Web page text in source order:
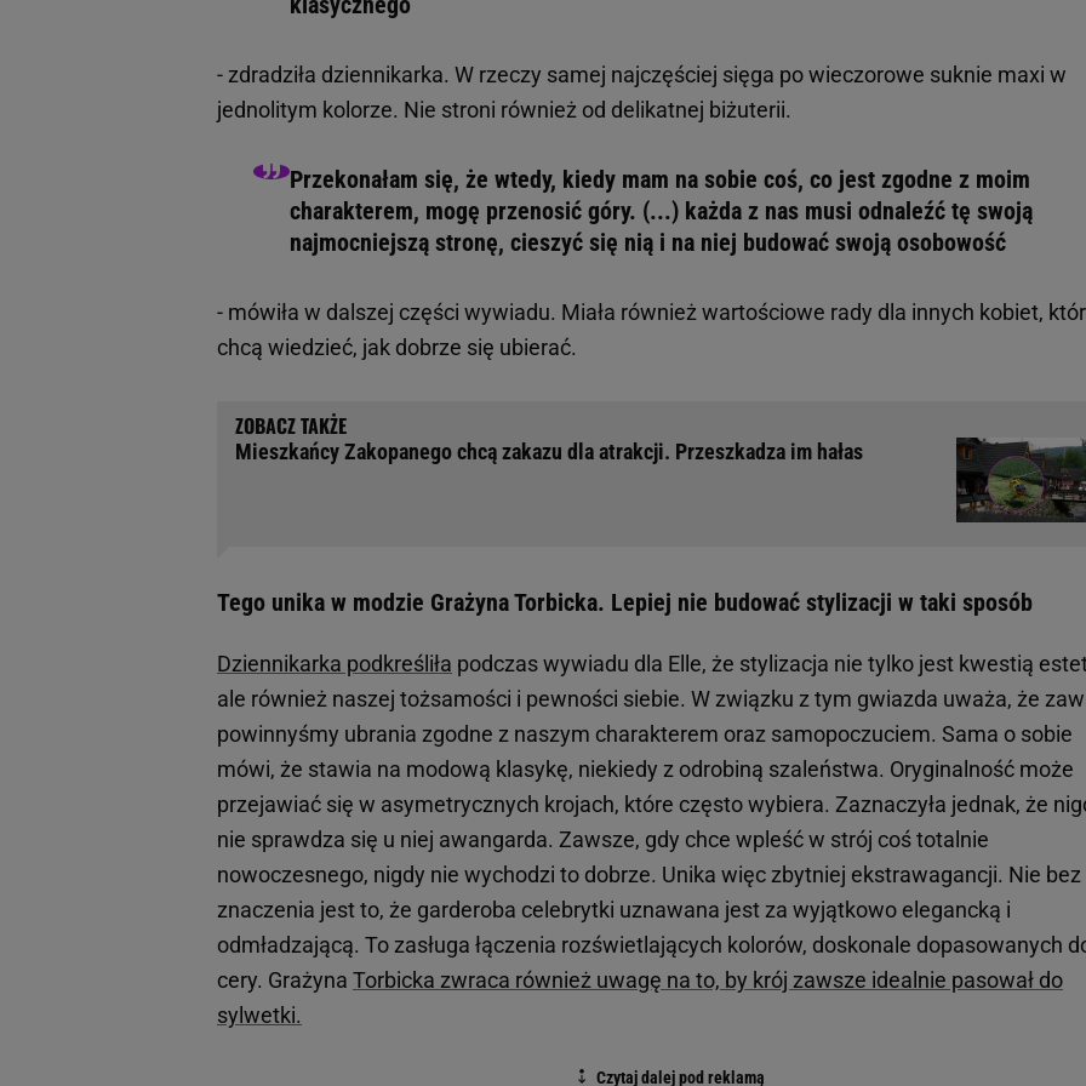
- zdradziła dziennikarka. W rzeczy samej najczęściej sięga po wieczorowe suknie maxi w
jednolitym kolorze. Nie stroni również od delikatnej biżuterii.
Przekonałam się, że wtedy, kiedy mam na sobie coś, co jest zgodne z moim
charakterem, mogę przenosić góry. (...) każda z nas musi odnaleźć tę swoją
najmocniejszą stronę, cieszyć się nią i na niej budować swoją osobowość
- mówiła w dalszej części wywiadu. Miała również wartościowe rady dla innych kobiet,
chcą wiedzieć, jak dobrze się ubierać.
Mieszkańcy Zakopanego chcą zakazu dla atrakcji. Przeszkadza im hałas
Tego unika w modzie Grażyna Torbicka. Lepiej nie budować stylizacji w taki sposób
Dziennikarka podkreśliła podczas wywiadu dla Elle, że stylizacja nie tylko jest kwestią
ale również naszej tożsamości i pewności siebie. W związku z tym gwiazda uważa, że
powinnyśmy ubrania zgodne z naszym charakterem oraz samopoczuciem. Sama o sobie
mówi, że stawia na modową klasykę, niekiedy z odrobiną szaleństwa. Oryginalność może
przejawiać się w asymetrycznych krojach, które często wybiera. Zaznaczyła jednak, że
nie sprawdza się u niej awangarda. Zawsze, gdy chce wpleść w strój coś totalnie
nowoczesnego, nigdy nie wychodzi to dobrze. Unika więc zbytniej ekstrawagancji. Nie bez
znaczenia jest to, że garderoba celebrytki uznawana jest za wyjątkowo elegancką i
odmładzającą. To zasługa łączenia rozświetlających kolorów, doskonale dopasowanych
cery. Grażyna Torbicka zwraca również uwagę na to, by krój zawsze idealnie pasował do
sylwetki.